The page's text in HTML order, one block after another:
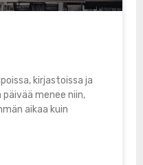
kirjastoissa ja
päivää menee niin,
aikaa kuin